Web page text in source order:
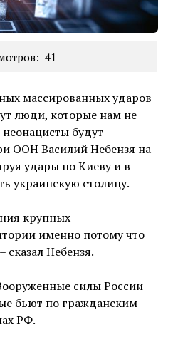
41
массированных ударов
люди, которые нам не
будут
ООН Василий Небензя на
удары по Киеву и в
украинскую столицу.
крупных
именно потому что
Небензя.
силы России
бьют по гражданским
РФ.